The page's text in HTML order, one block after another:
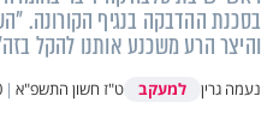
בסכנת ההדבקה בנגיף הקורונה.
והיצר הרע משכנע אותנו להקל
נעמה גרין למעקב ט"ז חשון התשפ"א |